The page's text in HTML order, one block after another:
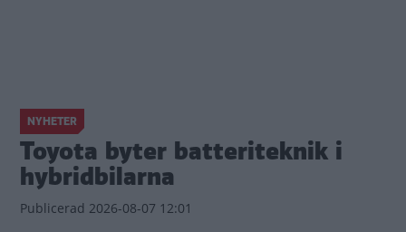
NYHETER
Toyota byter batteriteknik i
hybridbilarna
Publicerad 2026-08-07 12:01